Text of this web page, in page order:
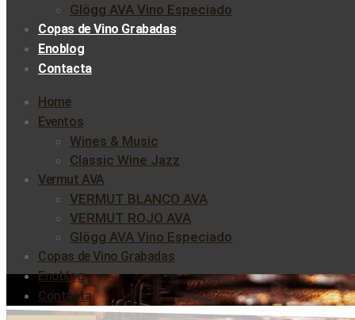
Glögg AVA Vino Especiado
Copas de Vino Grabadas
Enoblog
Contacta
Home
Eventos
Wines & Music
Classic Wine Jazz
Vermut AVA
VERMUT BLANCO AVA
VERMUT ROJO AVA
Glögg AVA Vino Especiado
Copas de Vino Grabadas
Enoblog
Contacta